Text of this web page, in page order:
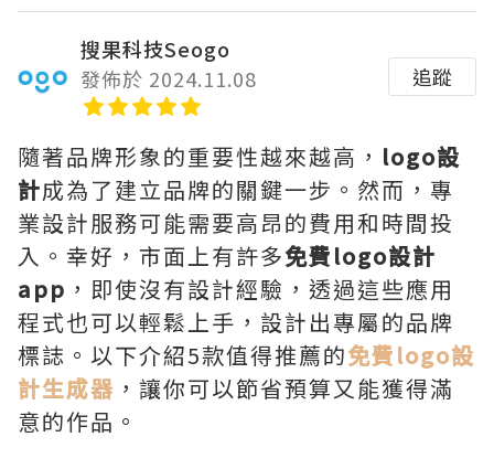
搜果科技Seogo
發佈於 2024.11.08
追蹤
隨著品牌形象的重要性越來越高， logo設
計成為了建立品牌的關鍵一步。然而，專
業設計服務可能需要高昂的費用和時間投
入。幸好，市面上有許多免費logo設計
app ，即使沒有設計經驗，透過這些應用
程式也可以輕鬆上手，設計出專屬的品牌
標誌。以下介紹5款值得推薦的免費logo設
計生成器 ，讓你可以節省預算又能獲得滿
意的作品。